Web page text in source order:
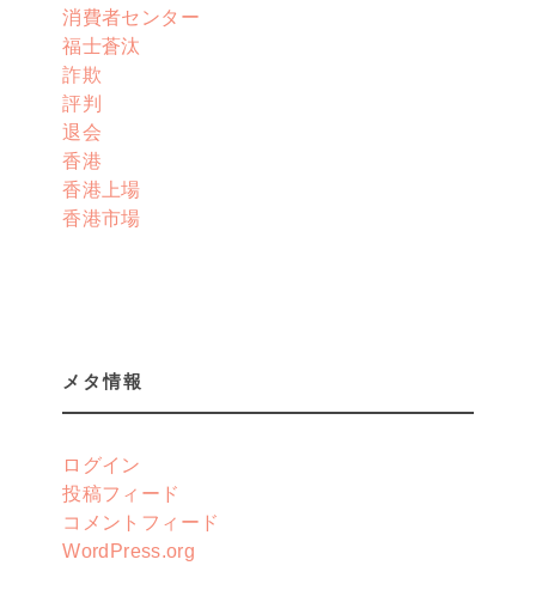
消費者センター
福士蒼汰
詐欺
評判
退会
香港
香港上場
香港市場
メタ情報
ログイン
投稿フィード
コメントフィード
WordPress.org